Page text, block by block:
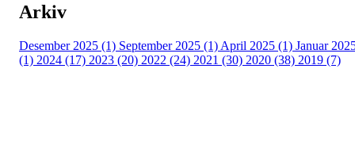
Arkiv
Desember 2025 (1) September 2025 (1) April 2025 (1) Januar
(1) 2024 (17) 2023 (20) 2022 (24) 2021 (30) 2020 (38) 2019 (7)